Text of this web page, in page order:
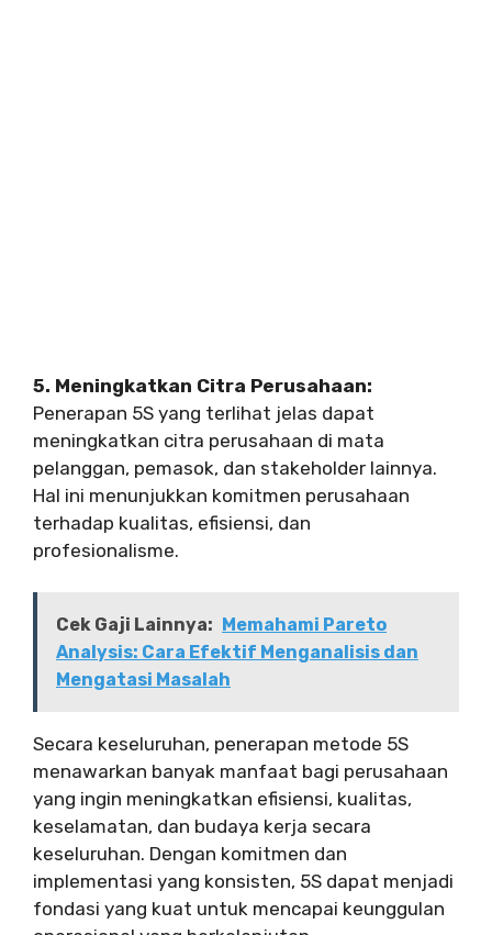
5. Meningkatkan Citra Perusahaan:
Penerapan 5S yang terlihat jelas dapat
meningkatkan citra perusahaan di mata
pelanggan, pemasok, dan stakeholder lainnya.
Hal ini menunjukkan komitmen perusahaan
terhadap kualitas, efisiensi, dan
profesionalisme.
Cek Gaji Lainnya: Memahami Pareto
Analysis: Cara Efektif Menganalisis dan
Mengatasi Masalah
Secara keseluruhan, penerapan metode 5S
menawarkan banyak manfaat bagi perusahaan
yang ingin meningkatkan efisiensi, kualitas,
keselamatan, dan budaya kerja secara
keseluruhan. Dengan komitmen dan
implementasi yang konsisten, 5S dapat menjadi
fondasi yang kuat untuk mencapai keunggulan